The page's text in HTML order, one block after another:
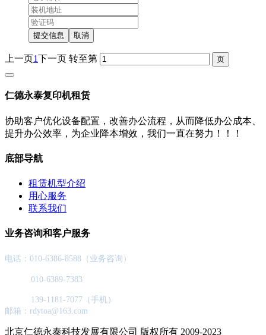
提交信息 取消
上一页1下一页 转至第
仁德永泰复印机租赁
协助客户优化设备配置，改善办公流程，从而降低办公成本、
提升办公效率，为企业降本增效，我们一直在努力！！！
底部导航
租赁机型介绍
用心服务
联系我们
业务咨询和客户服务
电话：010-6386-8588（业务咨询）
010-6389-7383
139-1181-7077（手机）
邮箱：rdytoa@163.com
北京仁德永泰科技发展有限公司 版权所有 2009-2023